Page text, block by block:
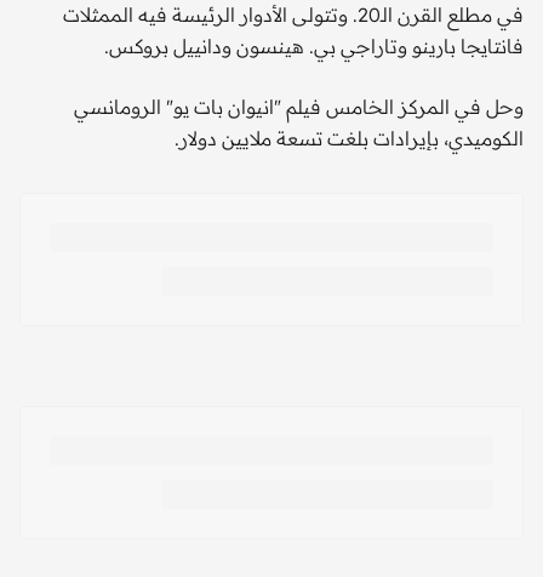
في مطلع القرن الـ20. وتتولى الأدوار الرئيسة فيه الممثلات
فانتايجا بارينو وتاراجي بي. هينسون ودانييل بروكس.
وحل في المركز الخامس فيلم "انيوان بات يو" الرومانسي
الكوميدي، بإيرادات بلغت تسعة ملايين دولار.